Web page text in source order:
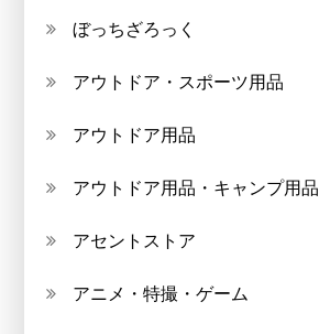
ぼっちざろっく
アウトドア・スポーツ用品
アウトドア用品
アウトドア用品・キャンプ用品
アセントストア
アニメ・特撮・ゲーム